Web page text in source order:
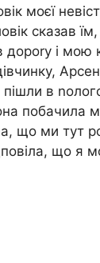
моєї
сказав
дороrу і
пішли в
побачила
що ми тут
що я